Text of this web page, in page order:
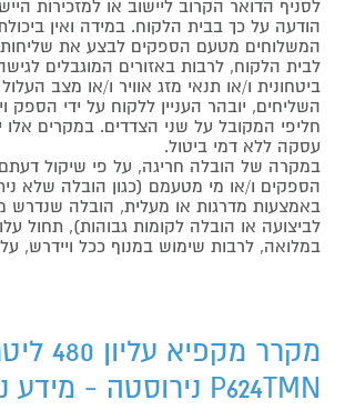
לסניף הדואר הקרוב ליישוב או למזכירות
הודעה על כך בבית הלקוח. במידה ואין
המשלוחים מטעם הספקים לבצע את
לבית הלקוח, לרבות באזורים המוגבלים
ביטחונית ו/או תנאי מזג אוויר ו/או מצב
השליחים, יובהר העניין ללקוח על ידי הספק
חליפי המקובל על שני הצדדים. במקרים אלו
עסקה ללא דמי ביטול.
במקרה של הובלה חריגה, על פי שיקול
הספקים ו/או מי מטעמם (כגון הובלה שלא
באמצעות מדרגות או מעלית, הובלה שנדרש
לביצועה או הובלה לקומות גבוהות), תחול
במלואה, לרבות שימוש במנוף ככל ויידרש,
P624TMN נירוסטה - מידע נוסף